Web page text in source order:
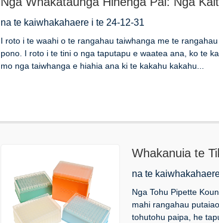
na te kaiwhakahaere i te 24-12-31
I roto i te waahi o te rangahau taiwhanga me te
pono. I roto i te tini o nga taputapu e waatea ana, ko te
mo nga taiwhanga e hiahia ana ki te kakahu kakahu...
Whakanuia te
teitei
na te
Nga Tohu Pipette
mahi rangahau
tohutohu paipa, he